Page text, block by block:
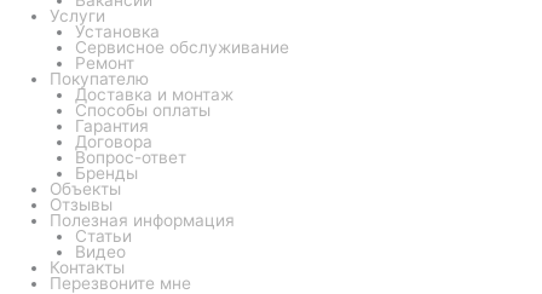
Услуги
Установка
Сервисное обслуживание
Ремонт
Покупателю
Доставка и монтаж
Способы оплаты
Гарантия
Договора
Вопрос-ответ
Бренды
Объекты
Отзывы
Полезная информация
Статьи
Видео
Контакты
Перезвоните мне